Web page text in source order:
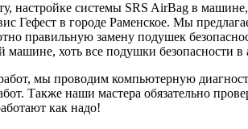
настройке системы SRS AirBag в
Гефест в городе Раменское. Мы
правильную замену подушек
машине, хоть все подушки безопасности в
мы проводим компьютерную
Также наши мастера обязательно
как надо!